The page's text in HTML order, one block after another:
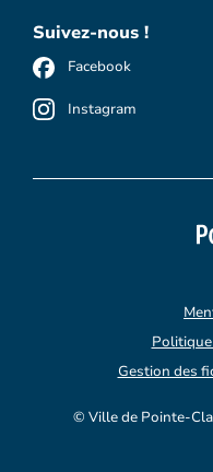
Suivez-nous !
Facebook
Instagram
© Ville de Pointe-
Gestion des